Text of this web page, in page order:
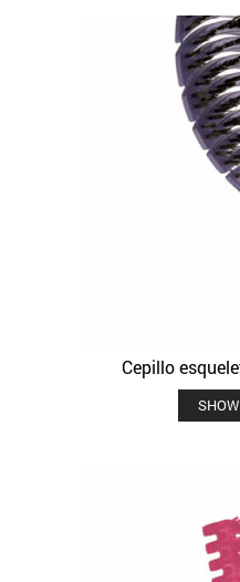
Cepillo